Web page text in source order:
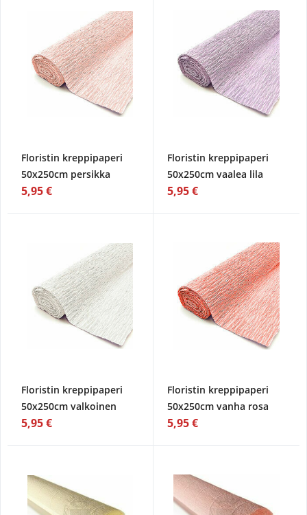
Floristin kreppipaperi
50x250cm persikka
5,95 €
Floristin kreppipaperi
50x250cm vaalea lila
5,95 €
Floristin kreppipaperi
50x250cm valkoinen
5,95 €
Floristin kreppipaperi
50x250cm vanha rosa
5,95 €